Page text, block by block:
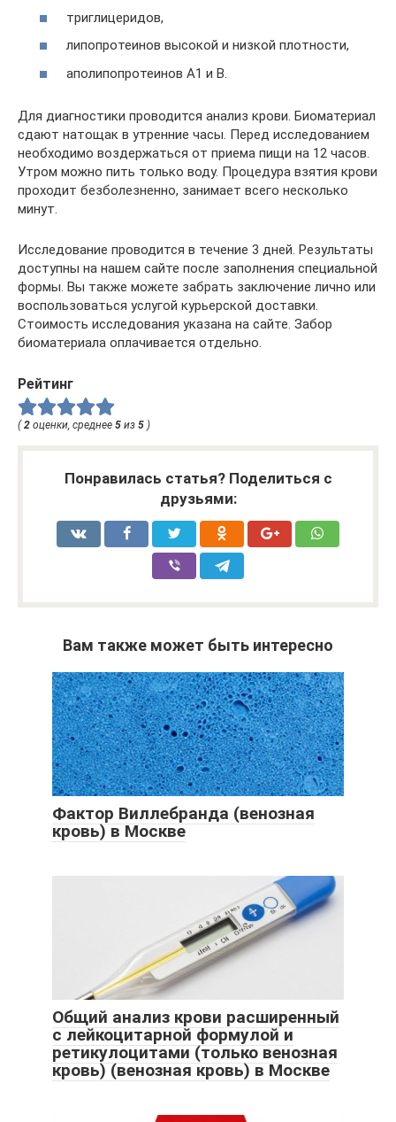
триглицеридов,
липопротеинов высокой и низкой плотности,
аполипопротеинов A1 и B.
Для диагностики проводится анализ крови. Биоматериал
сдают натощак в утренние часы. Перед исследованием
необходимо воздержаться от приема пищи на 12 часов.
Утром можно пить только воду. Процедура взятия крови
проходит безболезненно, занимает всего несколько
минут.
Исследование проводится в течение 3 дней. Результаты
доступны на нашем сайте после заполнения специальной
формы. Вы также можете забрать заключение лично или
воспользоваться услугой курьерской доставки.
Стоимость исследования указана на сайте. Забор
биоматериала оплачивается отдельно.
Рейтинг
( 2 оценки, среднее 5 из 5 )
Понравилась статья? Поделиться с
друзьями:
Вам также может быть интересно
Фактор Виллебранда (венозная
кровь) в Москве
Общий анализ крови расширенный
с лейкоцитарной формулой и
ретикулоцитами (только венозная
кровь) (венозная кровь) в Москве